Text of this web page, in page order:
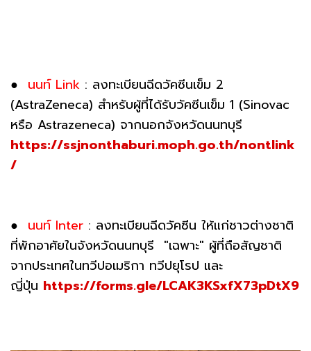
● นนท์ Link : ลงทะเบียนฉีดวัคซีนเข็ม 2
(AstraZeneca) สำหรับผู้ที่ได้รับวัคซีนเข็ม 1 (Sinovac
หรือ Astrazeneca) จากนอกจังหวัดนนทบุรี
https://ssjnonthaburi.moph.go.th/nontlink
/
● นนท์ Inter : ลงทะเบียนฉีดวัคซีน ให้แก่ชาวต่างชาติ
ที่พักอาศัยในจังหวัดนนทบุรี "เฉพาะ" ผู้ที่ถือสัญชาติ
จากประเทศในทวีปอเมริกา ทวีปยุโรป และ
ญี่ปุ่น https://forms.gle/LCAK3KSxfX73pDtX9